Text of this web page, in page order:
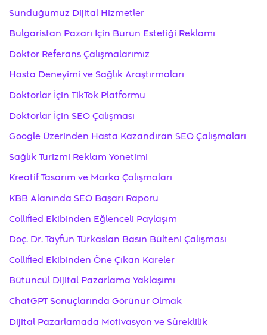
Sunduğumuz Dijital Hizmetler
Bulgaristan Pazarı İçin Burun Estetiği Reklamı
Doktor Referans Çalışmalarımız
Hasta Deneyimi ve Sağlık Araştırmaları
Doktorlar İçin TikTok Platformu
Doktorlar İçin SEO Çalışması
Google Üzerinden Hasta Kazandıran SEO Çalışmaları
Sağlık Turizmi Reklam Yönetimi
Kreatif Tasarım ve Marka Çalışmaları
KBB Alanında SEO Başarı Raporu
Collified Ekibinden Eğlenceli Paylaşım
Doç. Dr. Tayfun Türkaslan Basın Bülteni Çalışması
Collified Ekibinden Öne Çıkan Kareler
Bütüncül Dijital Pazarlama Yaklaşımı
ChatGPT Sonuçlarında Görünür Olmak
Dijital Pazarlamada Motivasyon ve Süreklilik